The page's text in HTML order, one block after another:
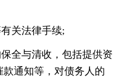
关法律手续;
全与清收，包括提供资
通知等，对债务人的